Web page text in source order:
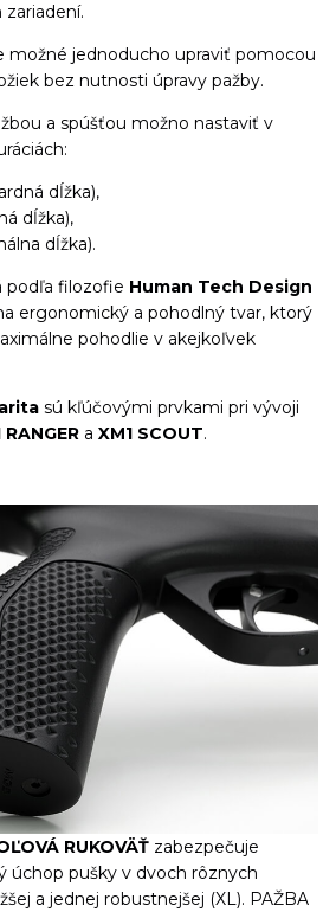
možné jednoducho upraviť pomocou
bez nutnosti úpravy pažby.
a spúšťou možno nastaviť v
dĺžka),
dĺžka),
dĺžka).
podľa filozofie Human Tech Design
ergonomický a pohodlný tvar, ktorý
pohodlie v akejkoľvek
sú kľúčovými prvkami pri vývoji
RANGER a XM1 SCOUT.
RUKOVÄŤ zabezpečuje
úchop pušky v dvoch rôznych
a jednej robustnejšej (XL). PAŽBA